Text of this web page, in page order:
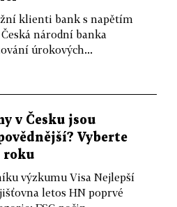
klienti bank s napětím
národní banka
úrokových...
v Česku jsou
Vyberte
roku
výzkumu Visa Nejlepší
letos HN poprvé